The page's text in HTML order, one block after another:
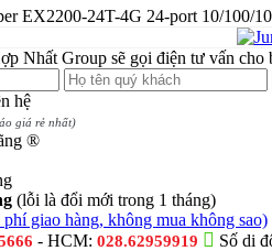
EX2200-24T-4G 24-port 10/100/
Nhất Group sẽ gọi điện tư vấn cho
hệ
giá rẻ nhất)
®
(lỗi là đổi mới trong 1 tháng)
giao hàng, không mua không sao)
- HCM: 028.62959919 Số di